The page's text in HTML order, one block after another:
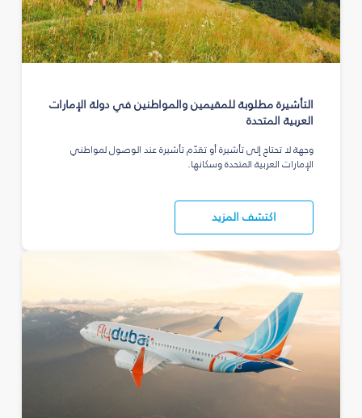
التأشيرة مطلوبة للمقيمين والمواطنين في دولة الإمارات
العربية المتحدة
وجهة لا تحتاج إلى تأشيرة أو تقدّم تأشيرة عند الوصول لمواطني
الإمارات العربية المتحدة وسكانها.
اكتشف المزيد